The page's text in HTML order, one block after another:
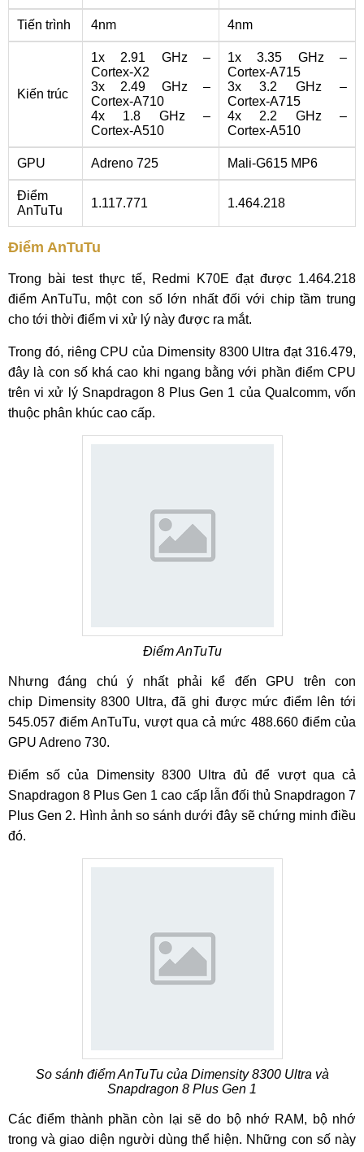
Tiến trình 4nm 4nm
Kiến trúc
1x 2.91 GHz –
Cortex-X2
3x 2.49 GHz –
Cortex-A710
4x 1.8 GHz –
Cortex-A510
1x 3.35 GHz –
Cortex-A715
3x 3.2 GHz –
Cortex-A715
4x 2.2 GHz –
Cortex-A510
GPU Adreno 725 Mali-G615 MP6
Điểm
AnTuTu
1.117.771 1.464.218
Điểm AnTuTu
Trong bài test thực tế, Redmi K70E đạt được 1.464.218
điểm AnTuTu, một con số lớn nhất đối với chip tầm trung
cho tới thời điểm vi xử lý này được ra mắt.
Trong đó, riêng CPU của Dimensity 8300 Ultra đạt 316.479,
đây là con số khá cao khi ngang bằng với phần điểm CPU
trên vi xử lý Snapdragon 8 Plus Gen 1 của Qualcomm, vốn
thuộc phân khúc cao cấp.
Điểm AnTuTu
Nhưng đáng chú ý nhất phải kể đến GPU trên con
chip Dimensity 8300 Ultra, đã ghi được mức điểm lên tới
545.057 điểm AnTuTu, vượt qua cả mức 488.660 điểm của
GPU Adreno 730.
Điểm số của Dimensity 8300 Ultra đủ để vượt qua cả
Snapdragon 8 Plus Gen 1 cao cấp lẫn đối thủ Snapdragon 7
Plus Gen 2. Hình ảnh so sánh dưới đây sẽ chứng minh điều
đó.
So sánh điểm AnTuTu của Dimensity 8300 Ultra và
Snapdragon 8 Plus Gen 1
Các điểm thành phần còn lại sẽ do bộ nhớ RAM, bộ nhớ
trong và giao diện người dùng thể hiện. Những con số này